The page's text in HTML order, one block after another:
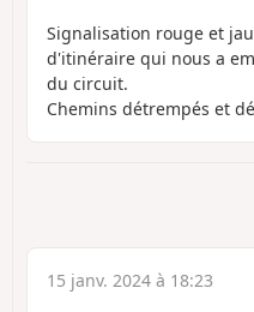
Signalisation rouge et
d'itinéraire qui nous a
du circuit.
Chemins détrempés et
15 janv. 2024 à 18:23